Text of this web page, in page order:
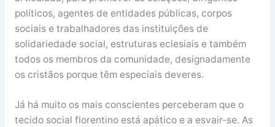
políticos, agentes de entidades públicas, corpos
sociais e trabalhadores das instituições de
solidariedade social, estruturas eclesiais e também
todos os membros da comunidade, designadamente
os cristãos porque têm especiais deveres.
Já há muito os mais conscientes perceberam que o
tecido social florentino está apático e a esvair-se. As